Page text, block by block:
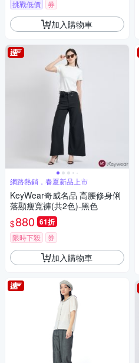
挑戰低價 券
加入購物車
網路熱銷，春夏新品上市
KeyWear奇威名品 高腰修身俐
落顯瘦寬褲(共2色)-黑色
$880 61折
限時下殺 券
加入購物車